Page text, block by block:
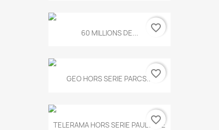
60 MILLIONS DE... favorite_border
GEO HORS SERIE PARCS...favorite_border
TELERAMA HORS SERIE PAUL KLEE
favorite_border